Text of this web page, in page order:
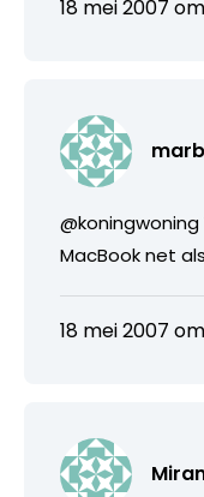
18 mei 2007
MacBook net
18 mei 2007